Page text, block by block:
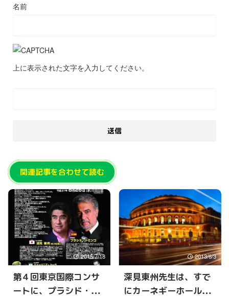
名前
上に表示された文字を入力してください。
関連記事を合わせて読む
2015/7/18
第４回東京国際コンサ
ートに、プラシド・ド
2013/6/3
深見東州先生は、すで
にカーネギーホールや